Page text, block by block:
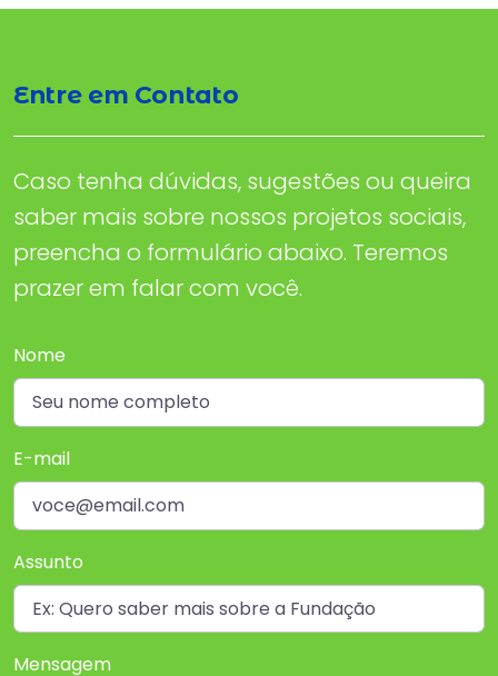
Entre em Contato
Caso tenha dúvidas, sugestões ou queira
saber mais sobre nossos projetos sociais,
preencha o formulário abaixo. Teremos
prazer em falar com você.
Nome
E-mail
Assunto
Mensagem